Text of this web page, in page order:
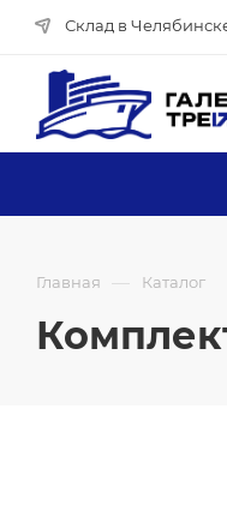
Склад в
Главная — Каталог